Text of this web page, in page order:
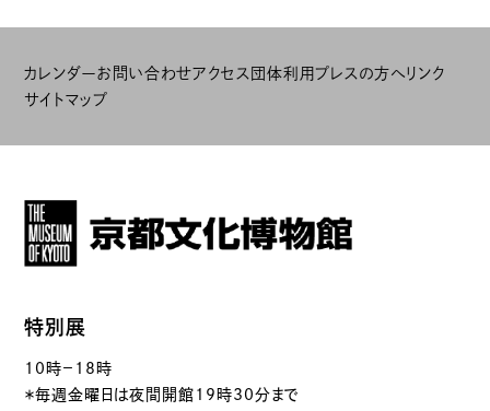
カレンダーお問い合わせアクセス 団体利用 プレスの方へリンク
サイトマップ
特別展
10時－18時
＊毎週金曜日は夜間開館19時30分まで